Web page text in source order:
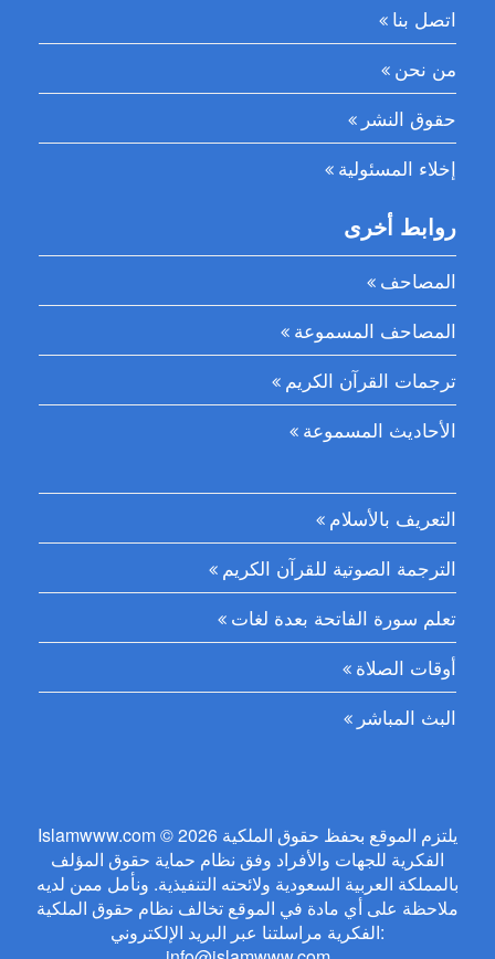
اتصل بنا
من نحن
حقوق النشر
إخلاء المسئولية
روابط أخرى
المصاحف
المصاحف المسموعة
ترجمات القرآن الكريم
الأحاديث المسموعة
التعريف بالأسلام
الترجمة الصوتية للقرآن الكريم
تعلم سورة الفاتحة بعدة لغات
أوقات الصلاة
البث المباشر
Islamwww.com © 2026 يلتزم الموقع بحفظ حقوق الملكية
الفكرية للجهات والأفراد وفق نظام حماية حقوق المؤلف
بالمملكة العربية السعودية ولائحته التنفيذية. ونأمل ممن لديه
ملاحظة على أي مادة في الموقع تخالف نظام حقوق الملكية
الفكرية مراسلتنا عبر البريد الإلكتروني: